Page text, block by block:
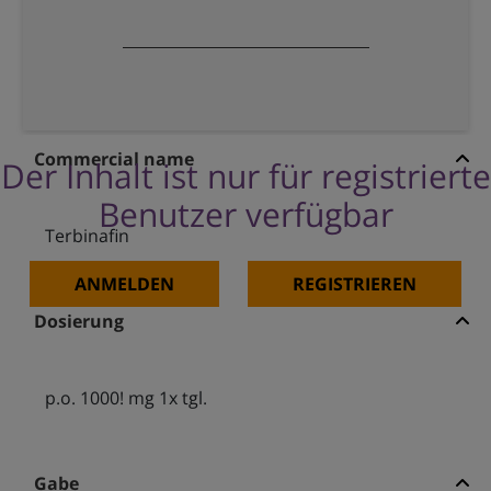
Der Inhalt ist nur für registrierte
Benutzer verfügbar
ANMELDEN REGISTRIEREN
Commercial name
Terbinafin
Dosierung
p.o. 1000! mg 1x tgl.
Gabe